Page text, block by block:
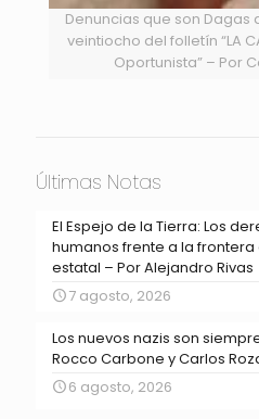
Denuncias que son Dagas
veintiocho del folletín “LA
Oportunista” – Por
Últimas Notas
El Espejo de la Tierra: Los
humanos frente a la
estatal – Por Alejandro Rivas
7 agosto, 2026
Los nuevos nazis son
Rocco Carbone y Carlos
6 agosto, 2026